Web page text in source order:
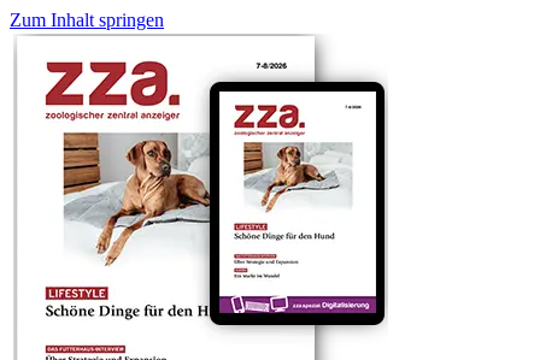
Zum Inhalt springen